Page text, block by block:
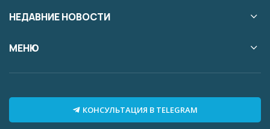
НЕДАВНИЕ НОВОСТИ
МЕНЮ
КОНСУЛЬТАЦИЯ В TELEGRAM